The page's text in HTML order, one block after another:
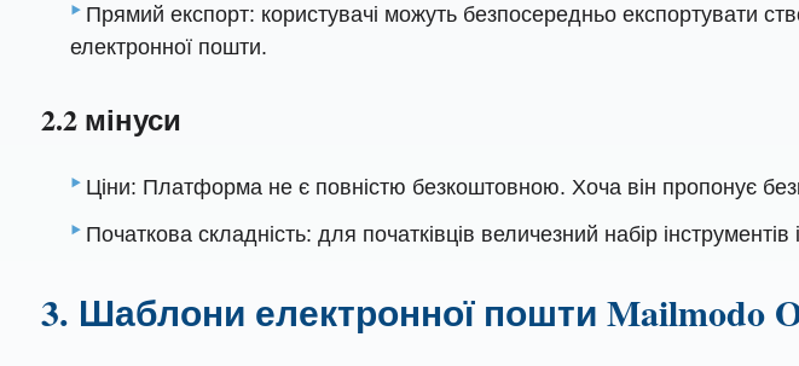
Прямий експорт: користувачі можуть безпосередньо експортувати
електронної пошти.
2.2 мінуси
Ціни: Платформа не є повністю безкоштовною. Хоча він пропонує
Початкова складність: для початківців величезний набір
3. Шаблони електронної пошти Mailmodo